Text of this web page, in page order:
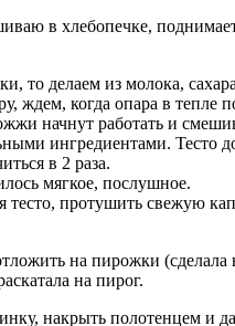
в хлебопечке,
то делаем из молока,
ждем, когда опара в тепле
начнут работать и
ингредиентами. Тесто
в 2 раза.
мягкое, послушное.
тесто, протушить свежую
на пирожки (сделала
на пирог.
накрыть полотенцем и